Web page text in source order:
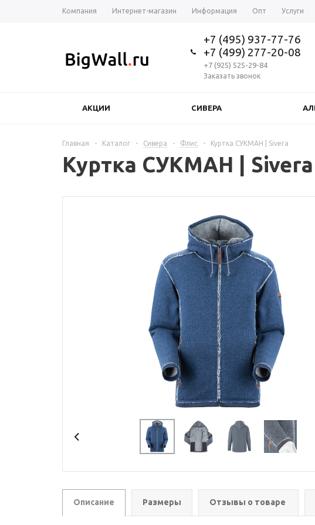
Компания Интернет-магазин Информация Опт Услуги
+7 (495) 937-77-76
+7 (499) 277-20-08
+7 (925) 525-29-84
Заказать звонок
АКЦИИ СИВЕРА
Главная - Каталог - Сивера - Флис - Куртка СУКМАН | Sivera
Куртка СУКМАН | Sivera
Описание Размеры Отзывы о товаре